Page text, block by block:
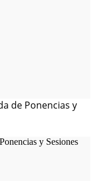
y Sesiones